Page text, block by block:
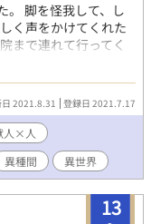
。 脚を怪我して、し
く声をかけてくれた
まで連れて行ってく
の…しかも汚い男。
、その家に訪問する
くれるといいけど…。
の方はご不快な点も
ですので、ご了承く
2021.8.31 登録日 2021.7.17
人×人
異種間 異世界
13